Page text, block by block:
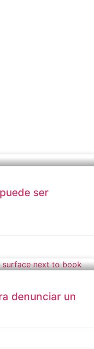
ser
denunciar un